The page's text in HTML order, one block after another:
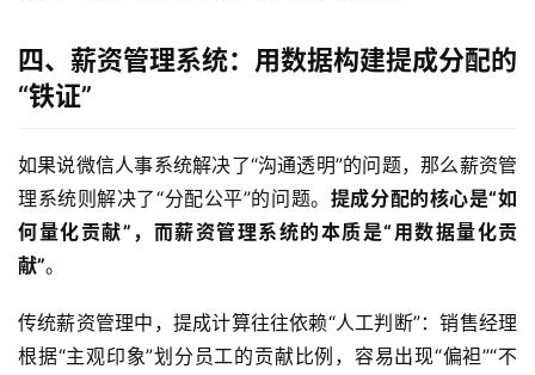
四、薪资管理系统：用数据构建提成分配的
“铁证”
如果说微信人事系统解决了“沟通透明”的问题，那么薪资管
理系统则解决了“分配公平”的问题。 提成分配的核心是“如
何量化贡献”，而薪资管理系统的本质是“用数据量化贡
献”。
传统薪资管理中，提成计算往往依赖“人工判断”：销售经理
根据“主观印象”划分员工的贡献比例，容易出现“偏袒”“不